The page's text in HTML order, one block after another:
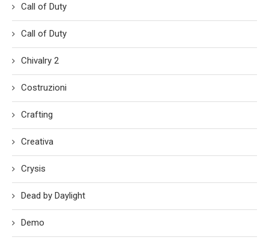
Call of Duty
Call of Duty
Chivalry 2
Costruzioni
Crafting
Creativa
Crysis
Dead by Daylight
Demo